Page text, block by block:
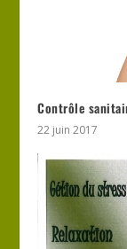
Contrôle
22 juin 2017